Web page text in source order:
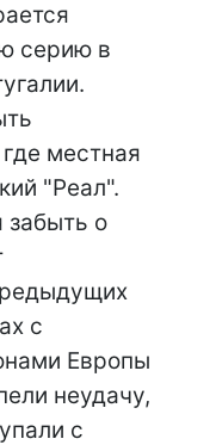
серию в
местная
"Реал".
забыть о
с
Европы
неудачу,
с